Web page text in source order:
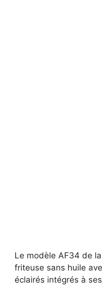
Le modèle AF34 de
friteuse sans huile
éclairés intégrés à